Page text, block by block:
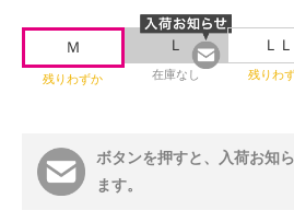
Ｍ
残りわずか
Ｌ
在庫なし
ＬＬ
残りわ
ボタンを押すと、入荷お知
ます。